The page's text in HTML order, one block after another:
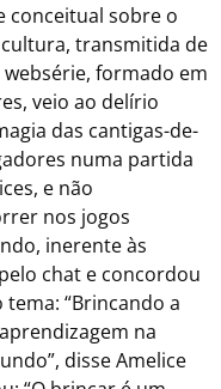
conceitual sobre o
transmitida de
formado em
veio ao delírio
das cantigas-de-
numa partida
e não
nos jogos
inerente às
chat e concordou
“Brincando a
na
disse Amelice